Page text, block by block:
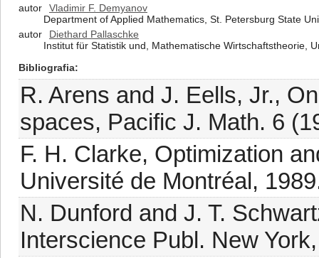
autor
Vladimir F. Demyanov
Department of Applied Mathematics, St. Petersburg State
autor
Diethard Pallaschke
Institut für Statistik und, Mathematische Wirtschaftstheorie,
Bibliografia
R. Arens and J. Eells, Jr.,
spaces, Pacific J. Math. 6
F. H. Clarke, Optimization
Université de Montréal,
N. Dunford and J. T.
Interscience Publ. New